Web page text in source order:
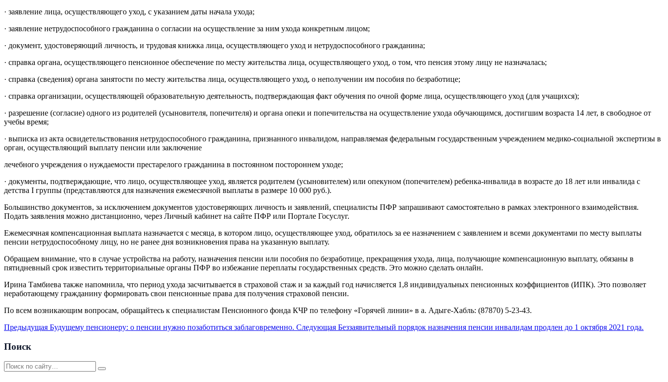
· заявление лица, осуществляющего уход, с указанием даты начала ухода;
· заявление нетрудоспособного гражданина о согласии на осуществление за ним ухода конкретным лицом;
· документ, удостоверяющий личность, и трудовая книжка лица, осуществляющего уход и нетрудоспособного гражданина;
· справка органа, осуществляющего пенсионное обеспечение по месту жительства лица, осуществляющего уход, о том, что пенсия этому лицу не назначалась;
· справка (сведения) органа занятости по месту жительства лица, осуществляющего уход, о неполучении им пособия по безработице;
· справка организации, осуществляющей образовательную деятельность, подтверждающая факт обучения по очной форме лица, осуществляющего уход (для учащихся);
· разрешение (согласие) одного из родителей (усыновителя, попечителя) и органа опеки и попечительства на осуществление ухода обучающимся, достигшим возраста 14 лет, в свободное от
учебы время;
· выписка из акта освидетельствования нетрудоспособного гражданина, признанного инвалидом, направляемая федеральным государственным учреждением медико-социальной экспертизы в
орган, осуществляющий выплату пенсии или заключение
лечебного учреждения о нуждаемости престарелого гражданина в постоянном постороннем уходе;
· документы, подтверждающие, что лицо, осуществляющее уход, является родителем (усыновителем) или опекуном (попечителем) ребенка-инвалида в возрасте до 18 лет или инвалида с
детства I группы (представляются для назначения ежемесячной выплаты в размере 10 000 руб.).
Большинство документов, за исключением документов удостоверяющих личность и заявлений, специалисты ПФР запрашивают самостоятельно в рамках электронного взаимодействия.
Подать заявления можно дистанционно, через Личный кабинет на сайте ПФР или Портале Госуслуг.
Ежемесячная компенсационная выплата назначается с месяца, в котором лицо, осуществляющее уход, обратилось за ее назначением с заявлением и всеми документами по месту выплаты
пенсии нетрудоспособному лицу, но не ранее дня возникновения права на указанную выплату.
Обращаем внимание, что в случае устройства на работу, назначения пенсии или пособия по безработице, прекращения ухода, лица, получающие компенсационную выплату, обязаны в
пятидневный срок известить территориальные органы ПФР во избежание переплаты государственных средств. Это можно сделать онлайн.
Ирина Тамбиева также напомнила, что период ухода засчитывается в страховой стаж и за каждый год начисляется 1,8 индивидуальных пенсионных коэффициентов (ИПК). Это позволяет
неработающему гражданину формировать свои пенсионные права для получения страховой пенсии.
По всем возникающим вопросам, обращайтесь к специалистам Пенсионного фонда КЧР по телефону «Горячей линии» в а. Адыге-Хабль: (87870) 5-23-43.
Предыдущая Будущему пенсионеру: о пенсии нужно позаботиться заблаговременно. Следующая Беззаявительный порядок назначения пенсии инвалидам продлен до 1 октября 2021 года.
Поиск